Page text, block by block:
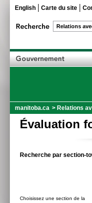
English Carte du site
manitoba.ca > Relations
Évaluation
Recherche par section-
Choisissez une section de la